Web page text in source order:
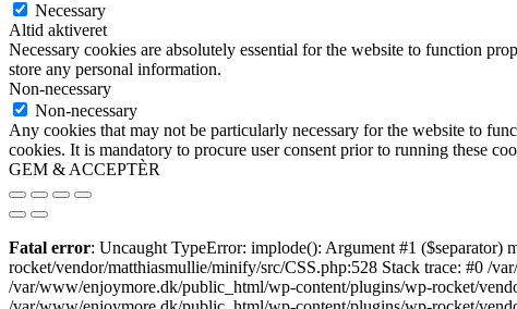
Necessary
Altid aktiveret
Necessary cookies are absolutely essential for the website to function
store any personal information.
Non-necessary
Non-necessary
Any cookies that may not be particularly necessary for the website to
cookies. It is mandatory to procure user consent prior to running these
GEM & ACCEPTÈR
Fatal error: Uncaught TypeError: implode(): Argument #1
rocket/vendor/matthiasmullie/minify/src/CSS.php:528 Stack trace: #0 /
/var/www/enjoymore.dk/public_html/wp-content/plugins/wp-rocket/